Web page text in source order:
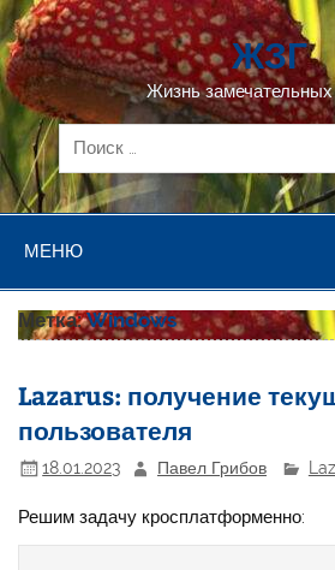
Перейти
к
содержимому
ЖЗГ
Жизнь замечательных
МЕНЮ
Метка:Windows
Lazarus: получение
пользователя
18.01.2023 Павел Грибов
Решим задачу кросплатформенно: